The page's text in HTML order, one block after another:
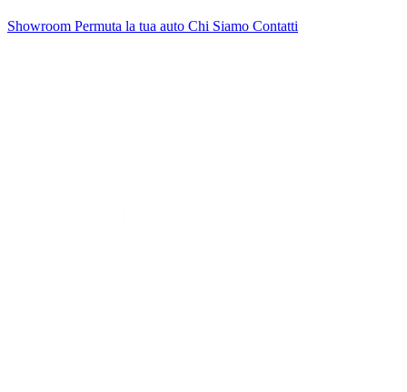
Showroom Permuta la tua auto Chi Siamo Contatti